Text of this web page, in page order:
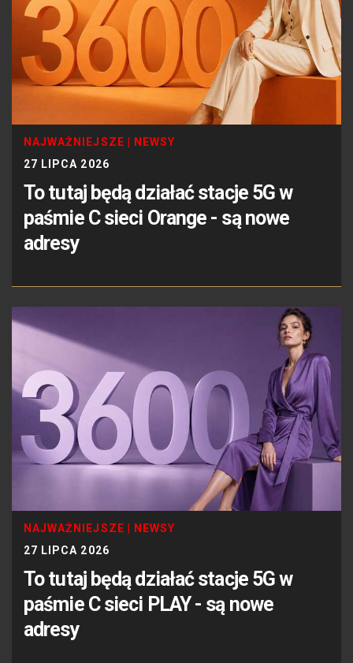
NAJWAŻNIEJSZE
NEWSY
27 LIPCA 2026
To tutaj będą działać stacje 5G w
paśmie C sieci Orange - są nowe
adresy
NAJWAŻNIEJSZE
NEWSY
27 LIPCA 2026
To tutaj będą działać stacje 5G w
paśmie C sieci PLAY - są nowe
adresy